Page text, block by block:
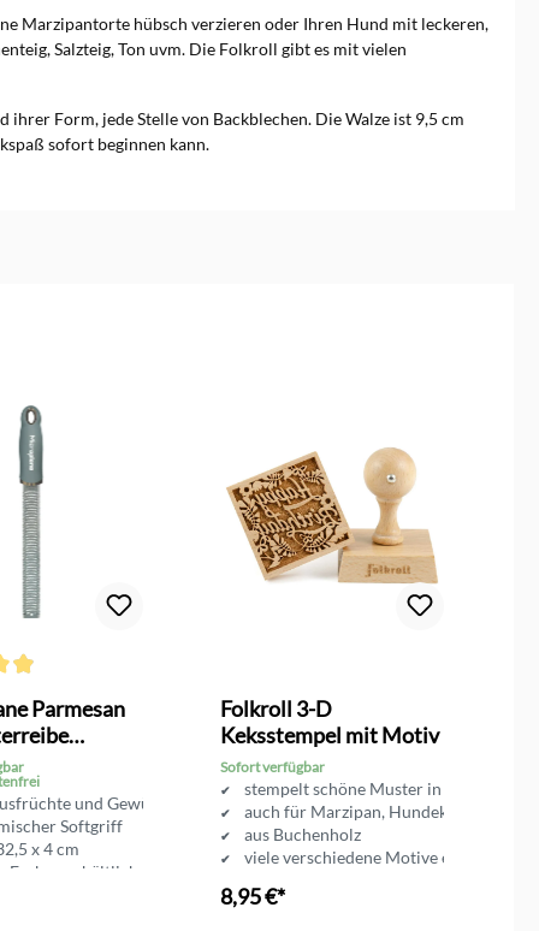
Marzipantorte hübsch verzieren oder Ihren Hund mit leckeren,
Salzteig, Ton uvm. Die Folkroll gibt es mit vielen
Form, jede Stelle von Backblechen. Die Walze ist 9,5 cm
sofort beginnen kann.
Parmesan
und Gewürze
Softgriff
x 4 cm
Farben erhältlich
Folkroll 3-D
Keksstempel mit Motiv
Sofort verfügbar
stempelt schöne Muster in Keksteig
auch für Marzipan, Hundekuchen,
aus Buchenholz
viele verschiedene Motive erhältlich
8,95 €*